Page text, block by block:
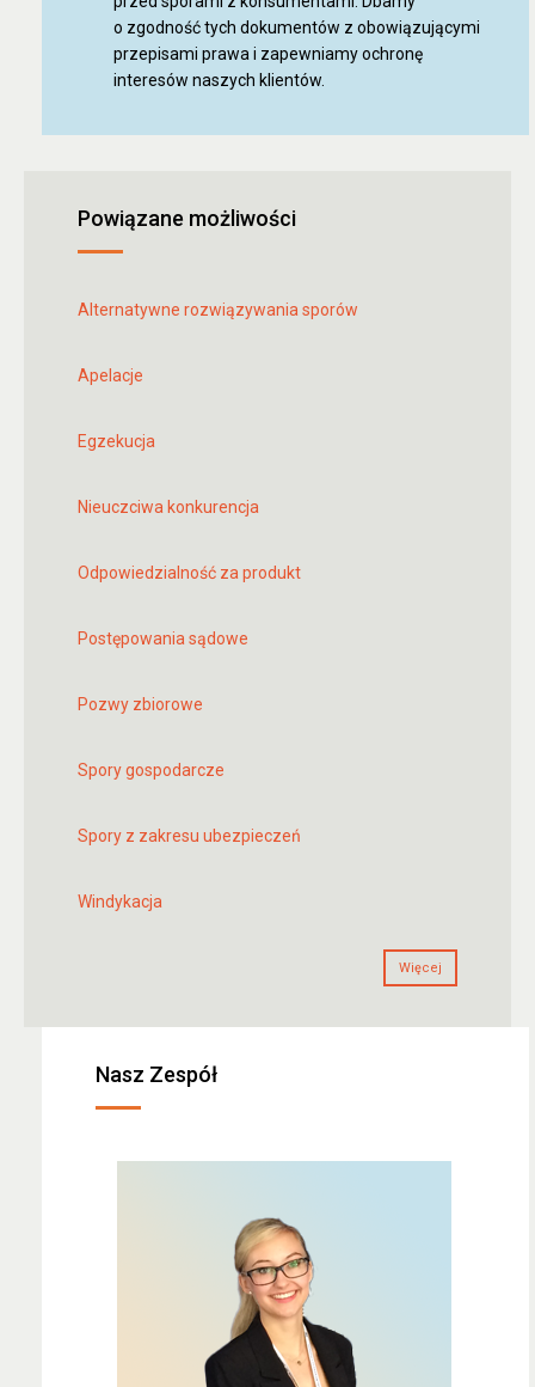
o zgodność tych dokumentów z obowiązującymi
przepisami prawa i zapewniamy ochronę
interesów naszych klientów.
Powiązane możliwości
Alternatywne rozwiązywania sporów
Apelacje
Egzekucja
Nieuczciwa konkurencja
Odpowiedzialność za produkt
Postępowania sądowe
Pozwy zbiorowe
Spory gospodarcze
Spory z zakresu ubezpieczeń
Windykacja
Więcej
Nasz Zespół